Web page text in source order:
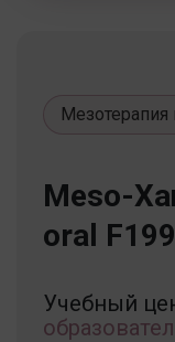
Мезотерапия
Meso-
oral
Учебный